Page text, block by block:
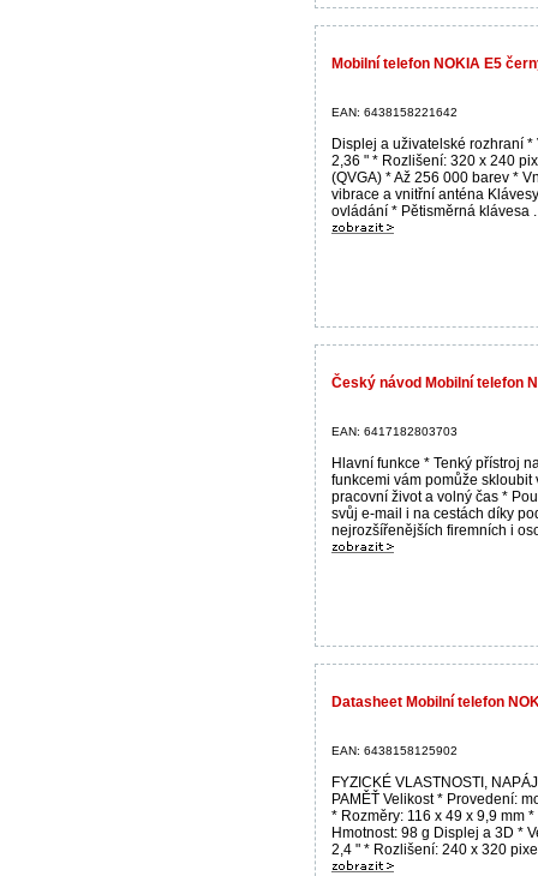
Mobilní telefon NOKIA E5
EAN: 6438158221642
Displej a uživatelské rozhraní *
2,36 " * Rozlišení: 320 x 240
(QVGA) * Až 256 000 barev *
vibrace a vnitřní anténa
ovládání * Pětisměrná klávesa
Český návod Mobilní telefon
EAN: 6417182803703
Hlavní funkce * Tenký přístroj
funkcemi vám pomůže skloubit
pracovní život a volný čas *
svůj e-mail i na cestách díky
nejrozšířenějších firemních i
Datasheet Mobilní telefon
EAN: 6438158125902
FYZICKÉ VLASTNOSTI,
PAMĚŤ Velikost * Provedení:
* Rozměry: 116 x 49 x 9,9 mm *
Hmotnost: 98 g Displej a 3D *
2,4 " * Rozlišení: 240 x 320